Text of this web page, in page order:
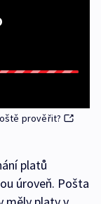
prověřit?
platů
úroveň. Pošta